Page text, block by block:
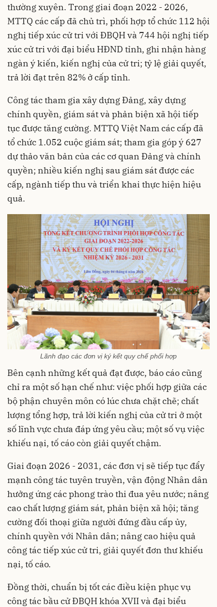
thường xuyên. Trong giai đoạn 2022 - 2026,
MTTQ các cấp đã chủ trì, phối hợp tổ chức 112 hội
nghị tiếp xúc cử tri với ĐBQH và 744 hội nghị tiếp
xúc cử tri với đại biểu HĐND tỉnh, ghi nhận hàng
ngàn ý kiến, kiến nghị của cử tri; tỷ lệ giải quyết,
trả lời đạt trên 82% ở cấp tỉnh.
Công tác tham gia xây dựng Đảng, xây dựng
chính quyền, giám sát và phản biện xã hội tiếp
tục được tăng cường. MTTQ Việt Nam các cấp đã
tổ chức 1.052 cuộc giám sát; tham gia góp ý 627
dự thảo văn bản của các cơ quan Đảng và chính
quyền; nhiều kiến nghị sau giám sát được các
cấp, ngành tiếp thu và triển khai thực hiện hiệu
quả.
Lãnh đạo các đơn vị ký kết quy chế phối hợp
Bên cạnh những kết quả đạt được, báo cáo cũng
chỉ ra một số hạn chế như: việc phối hợp giữa các
bộ phận chuyên môn có lúc chưa chặt chẽ; chất
lượng tổng hợp, trả lời kiến nghị của cử tri ở một
số lĩnh vực chưa đáp ứng yêu cầu; một số vụ việc
khiếu nại, tố cáo còn giải quyết chậm.
Giai đoạn 2026 - 2031, các đơn vị sẽ tiếp tục đẩy
mạnh công tác tuyên truyền, vận động Nhân dân
hưởng ứng các phong trào thi đua yêu nước; nâng
cao chất lượng giám sát, phản biện xã hội; tăng
cường đối thoại giữa người đứng đầu cấp ủy,
chính quyền với Nhân dân; nâng cao hiệu quả
công tác tiếp xúc cử tri, giải quyết đơn thư khiếu
nại, tố cáo.
Đồng thời, chuẩn bị tốt các điều kiện phục vụ
công tác bầu cử ĐBQH khóa XVII và đại biểu